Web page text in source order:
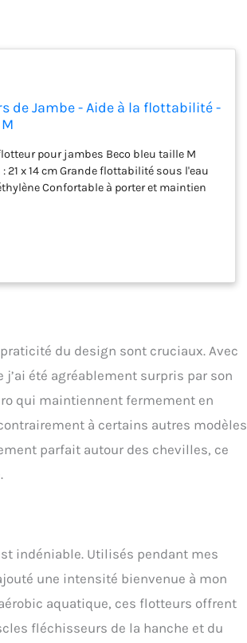
de Jambe - Aide à la flottabilité -
pour jambes Beco bleu taille M
21 x 14 cm Grande flottabilité sous l'eau
Confortable à porter et maintien
du design sont cruciaux. Avec
j’ai été agréablement surpris par son
qui maintiennent fermement en
à certains autres modèles
parfait autour des chevilles, ce
indéniable. Utilisés pendant mes
une intensité bienvenue à mon
aquatique, ces flotteurs offrent
fléchisseurs de la hanche et du